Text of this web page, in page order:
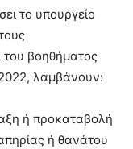
το υπουργείο
του βοηθήματος
λαμβάνουν:
ή προκαταβολή
ή θανάτου